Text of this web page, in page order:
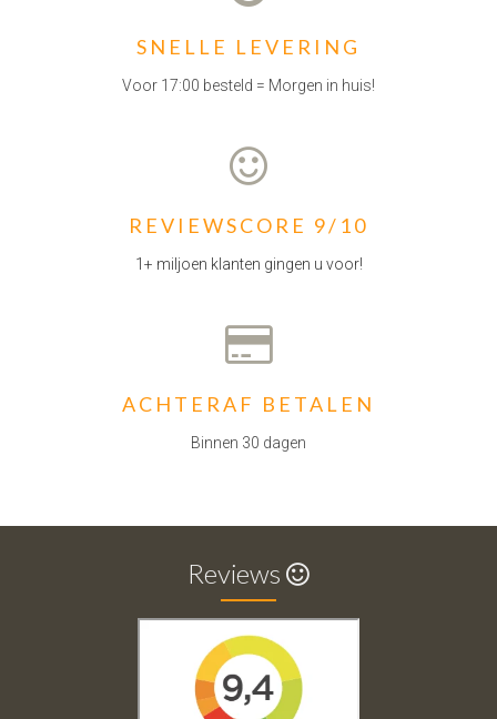
SNELLE LEVERING
Voor 17:00 besteld = Morgen in huis!
REVIEWSCORE 9/10
1+ miljoen klanten gingen u voor!
ACHTERAF BETALEN
Binnen 30 dagen
Reviews